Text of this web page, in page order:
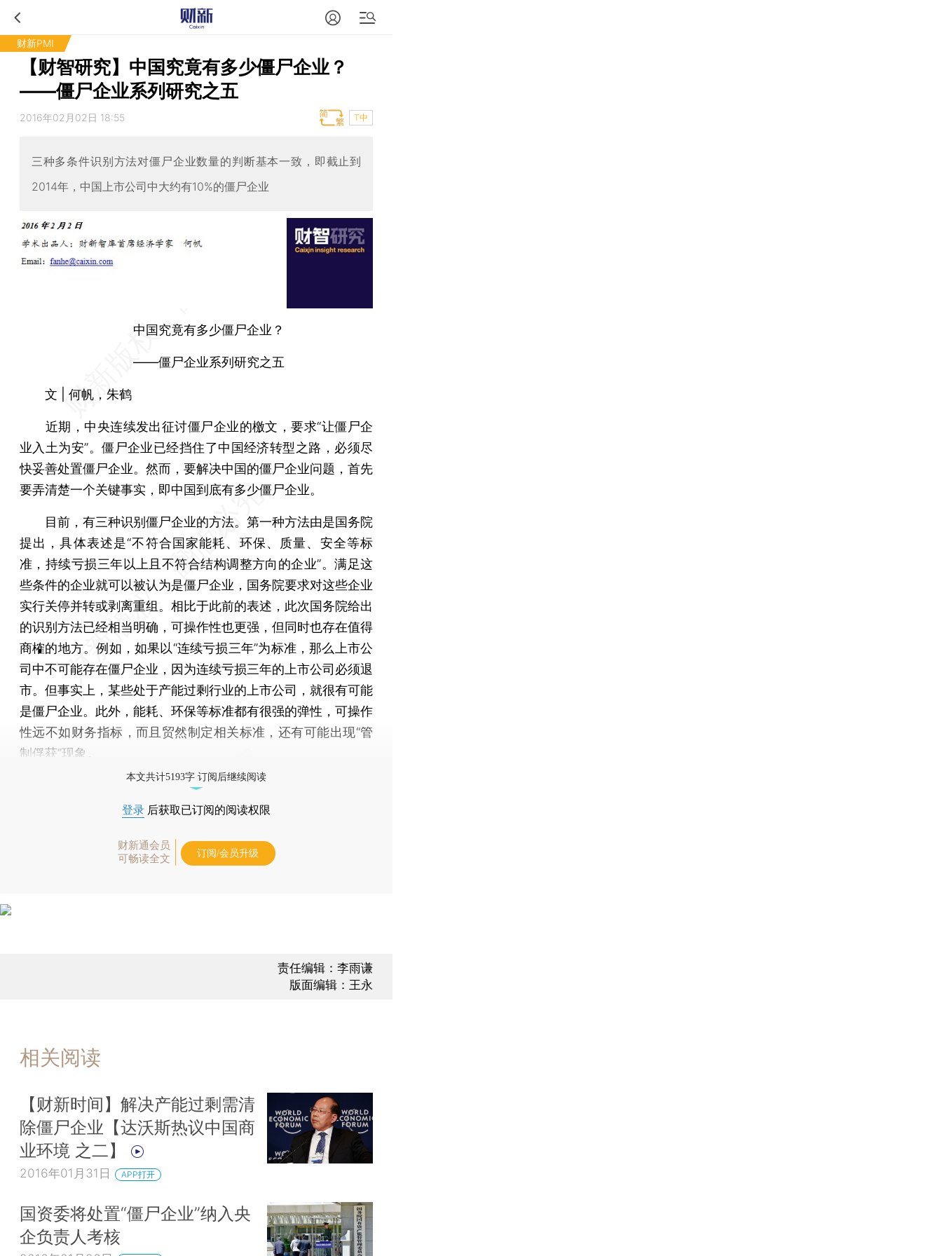
财新PMI
【财智研究】中国究竟有多少僵尸企业？
——僵尸企业系列研究之五
2016年02月02日 18:55 T中
三种多条件识别方法对僵尸企业数量的判断基本一致，即截止到
2014年，中国上市公司中大约有10%的僵尸企业
中国究竟有多少僵尸企业？
——僵尸企业系列研究之五
文 | 何帆，朱鹤
近期，中央连续发出征讨僵尸企业的檄文，要求“让僵尸企
业入土为安”。僵尸企业已经挡住了中国经济转型之路，必须尽
快妥善处置僵尸企业。然而，要解决中国的僵尸企业问题，首先
要弄清楚一个关键事实，即中国到底有多少僵尸企业。
目前，有三种识别僵尸企业的方法。第一种方法由是国务院
提出，具体表述是“不符合国家能耗、环保、质量、安全等标
准，持续亏损三年以上且不符合结构调整方向的企业”。满足这
些条件的企业就可以被认为是僵尸企业，国务院要求对这些企业
实行关停并转或剥离重组。相比于此前的表述，此次国务院给出
的识别方法已经相当明确，可操作性也更强，但同时也存在值得
商榷的地方。例如，如果以“连续亏损三年”为标准，那么上市公
司中不可能存在僵尸企业，因为连续亏损三年的上市公司必须退
市。但事实上，某些处于产能过剩行业的上市公司，就很有可能
是僵尸企业。此外，能耗、环保等标准都有很强的弹性，可操作
性远不如财务指标，而且贸然制定相关标准，还有可能出现“管
制俘获”现象。
本文共计5193字 订阅后继续阅读
登录 后获取已订阅的阅读权限
财新通会员
可畅读全文
订阅/会员升级
责任编辑：李雨谦
版面编辑：王永
相关阅读
【财新时间】解决产能过剩需清
除僵尸企业【达沃斯热议中国商
业环境 之二】
2016年01月31日 APP打开
国资委将处置“僵尸企业”纳入央
企负责人考核